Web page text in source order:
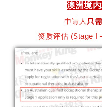
澳洲境
申请人 只需
资质评估 (Stage I